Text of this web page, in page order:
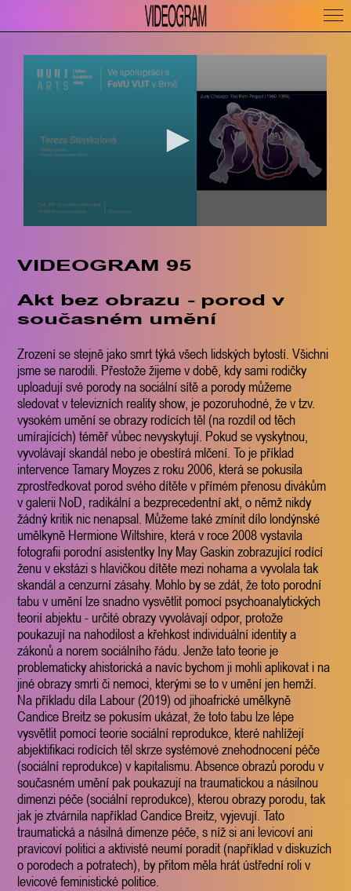
VIDEOGRAM 95
Akt bez obrazu - porod v
současném umění
Zrození se stejně jako smrt týká všech lidských bytostí. Všichni
jsme se narodili. Přestože žijeme v době, kdy sami rodičky
uploadují své porody na sociální sítě a porody můžeme
sledovat v televizních reality show, je pozoruhodné, že v tzv.
vysokém umění se obrazy rodících těl (na rozdíl od těch
umírajících) téměř vůbec nevyskytují. Pokud se vyskytnou,
vyvolávají skandál nebo je obestírá mlčení. To je příklad
intervence Tamary Moyzes z roku 2006, která se pokusila
zprostředkovat porod svého dítěte v přímém přenosu divákům
v galerii NoD, radikální a bezprecedentní akt, o němž nikdy
žádný kritik nic nenapsal. Můžeme také zmínit dílo londýnské
umělkyně Hermione Wiltshire, která v roce 2008 vystavila
fotografii porodní asistentky Iny May Gaskin zobrazující rodící
ženu v ekstázi s hlavičkou dítěte mezi nohama a vyvolala tak
skandál a cenzurní zásahy. Mohlo by se zdát, že toto porodní
tabu v umění lze snadno vysvětlit pomocí psychoanalytických
teorií abjektu - určité obrazy vyvolávají odpor, protože
poukazují na nahodilost a křehkost individuální identity a
zákonů a norem sociálního řádu. Jenže tato teorie je
problematicky ahistorická a navíc bychom ji mohli aplikovat i na
jiné obrazy smrti či nemoci, kterými se to v umění jen hemží.
Na příkladu díla Labour (2019) od jihoafrické umělkyně
Candice Breitz se pokusím ukázat, že toto tabu lze lépe
vysvětlit pomocí teorie sociální reprodukce, které nahlížejí
abjektifikaci rodících těl skrze systémové znehodnocení péče
(sociální reprodukce) v kapitalismu. Absence obrazů porodu v
současném umění pak poukazují na traumatickou a násilnou
dimenzi péče (sociální reprodukce), kterou obrazy porodu, tak
jak je ztvárnila například Candice Breitz, vyjevují. Tato
traumatická a násilná dimenze péče, s níž si ani levicoví ani
pravicoví politici a aktivisté neumí poradit (například v diskuzích
o porodech a potratech), by přitom měla hrát ústřední roli v
levicové feministické politice.